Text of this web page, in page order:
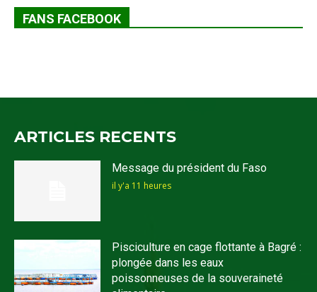
FANS FACEBOOK
ARTICLES RECENTS
Message du président du Faso
il y'a 11 heures
Pisciculture en cage flottante à Bagré :
plongée dans les eaux
poissonneuses de la souveraineté